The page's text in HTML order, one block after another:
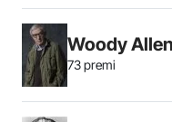
Woody Allen
73 premi